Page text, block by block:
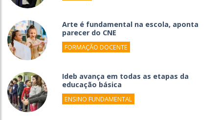
Arte é fundamental na escola, aponta
parecer do CNE
FORMAÇÃO DOCENTE
Ideb avança em todas as etapas da
educação básica
ENSINO FUNDAMENTAL